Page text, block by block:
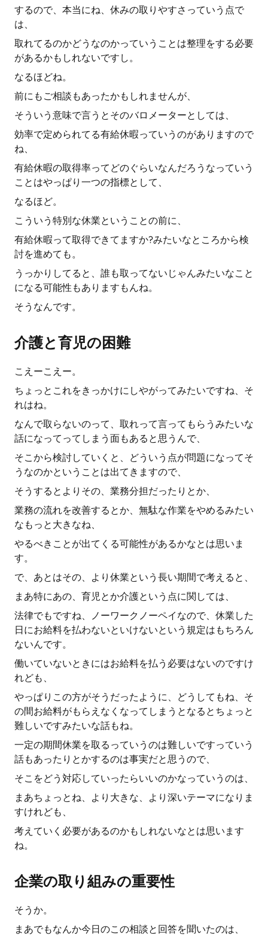
するので、本当にね、休みの取りやすさっていう点で
は、
取れてるのかどうなのかっていうことは整理をする必要
があるかもしれないですし。
なるほどね。
前にもご相談もあったかもしれませんが、
そういう意味で言うとそのバロメーターとしては、
効率で定められてる有給休暇っていうのがありますので
ね、
有給休暇の取得率ってどのぐらいなんだろうなっていう
ことはやっぱり一つの指標として、
なるほど。
こういう特別な休業ということの前に、
有給休暇って取得できてますか?みたいなところから検
討を進めても。
うっかりしてると、誰も取ってないじゃんみたいなこと
になる可能性もありますもんね。
そうなんです。
介護と育児の困難
こえーこえー。
ちょっとこれをきっかけにしやがってみたいですね、そ
れはね。
なんで取らないのって、取れって言ってもらうみたいな
話になってってしまう面もあると思うんで、
そこから検討していくと、どういう点が問題になってそ
うなのかということは出てきますので、
そうするとよりその、業務分担だったりとか、
業務の流れを改善するとか、無駄な作業をやめるみたい
なもっと大きなね、
やるべきことが出てくる可能性があるかなとは思いま
す。
で、あとはその、より休業という長い期間で考えると、
まあ特にあの、育児とか介護という点に関しては、
法律でもですね、ノーワークノーペイなので、休業した
日にお給料を払わないといけないという規定はもちろん
ないんです。
働いていないときにはお給料を払う必要はないのですけ
れども、
やっぱりこの方がそうだったように、どうしてもね、そ
の間お給料がもらえなくなってしまうとなるとちょっと
難しいですみたいな話もね。
一定の期間休業を取るっていうのは難しいですっていう
話もあったりとかするのは事実だと思うので、
そこをどう対応していったらいいのかなっていうのは、
まあちょっとね、より大きな、より深いテーマになりま
すけれども、
考えていく必要があるのかもしれないなとは思います
ね。
企業の取り組みの重要性
そうか。
まあでもなんか今日のこの相談と回答を聞いたのは、